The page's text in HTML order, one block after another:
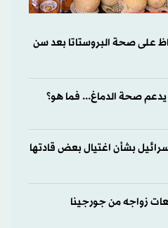
على صحة البروستاتا بعد سن
صحة الدماغ... فما هو؟
بشأن اغتيال بعض قادتها
زواجه من جورجينا